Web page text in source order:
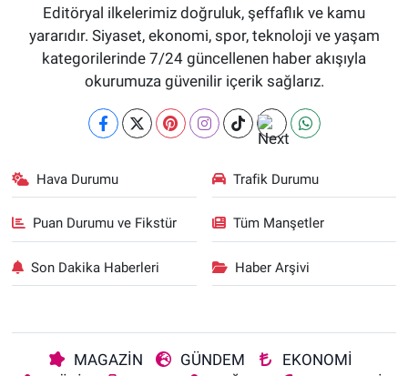
Editöryal ilkelerimiz doğruluk, şeffaflık ve kamu
yararıdır. Siyaset, ekonomi, spor, teknoloji ve yaşam
kategorilerinde 7/24 güncellenen haber akışıyla
okurumuza güvenilir içerik sağlarız.
Hava Durumu Trafik Durumu
Puan Durumu ve Fikstür Tüm Manşetler
Son Dakika Haberleri Haber Arşivi
MAGAZİN GÜNDEM
EKONOMİ